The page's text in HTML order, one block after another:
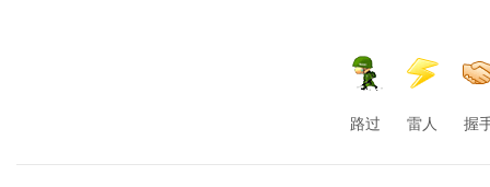
路过 雷人 握